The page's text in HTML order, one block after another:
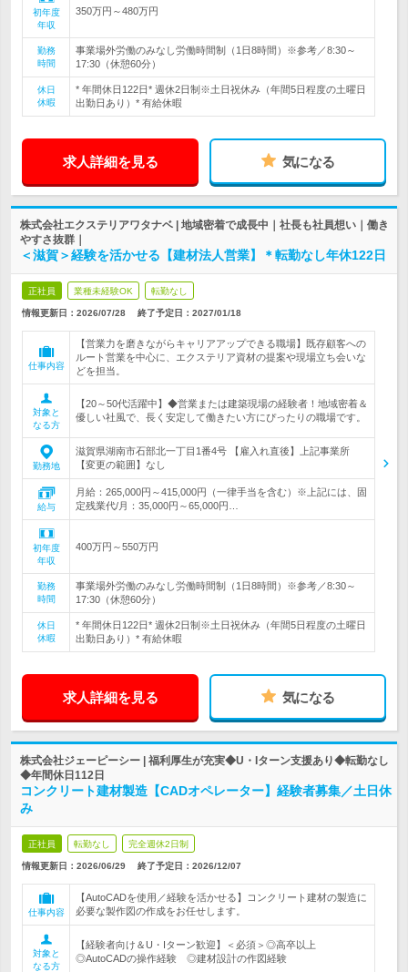
初年度
年収
350万円～480万円
勤務
時間
事業場外労働のみなし労働時間制（1日8時間）※参考／8:30～
17:30（休憩60分）
休日
休暇
* 年間休日122日* 週休2日制※土日祝休み（年間5日程度の土曜日
出勤日あり）* 有給休暇
求人詳細を見る 気になる
株式会社エクステリアワタナベ | 地域密着で成長中｜社長も社員想い｜働き
やすさ抜群｜
＜滋賀＞経験を活かせる【建材法人営業】＊転勤なし年休122日
正社員 業種未経験OK 転勤なし
情報更新日：2026/07/28 終了予定日： 2027/01/18
仕事内容
【営業力を磨きながらキャリアアップできる職場】既存顧客への
ルート営業を中心に、エクステリア資材の提案や現場立ち会いな
どを担当。
対象と
なる方
【20～50代活躍中】◆営業または建築現場の経験者！地域密着＆
優しい社風で、長く安定して働きたい方にぴったりの職場です。
勤務地
滋賀県湖南市石部北一丁目1番4号 【雇入れ直後】上記事業所
【変更の範囲】なし
給与
月給：265,000円～415,000円（一律手当を含む）※上記には、固
定残業代/月：35,000円～65,000円…
初年度
年収
400万円～550万円
勤務
時間
事業場外労働のみなし労働時間制（1日8時間）※参考／8:30～
17:30（休憩60分）
休日
休暇
* 年間休日122日* 週休2日制※土日祝休み（年間5日程度の土曜日
出勤日あり）* 有給休暇
求人詳細を見る 気になる
株式会社ジェーピーシー | 福利厚生が充実◆U・Iターン支援あり◆転勤なし
◆年間休日112日
コンクリート建材製造【CADオペレーター】経験者募集／土日休
み
正社員 転勤なし 完全週休2日制
情報更新日：2026/06/29 終了予定日： 2026/12/07
仕事内容
【AutoCADを使用／経験を活かせる】コンクリート建材の製造に
必要な製作図の作成をお任せします。
対象と
なる方
【経験者向け＆U・Iターン歓迎】＜必須＞◎高卒以上
◎AutoCADの操作経験 ◎建材設計の作図経験